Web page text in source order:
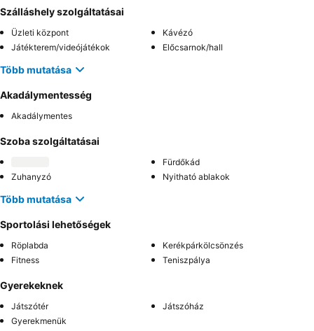
Szálláshely szolgáltatásai
Üzleti központ
Kávézó
Játékterem/videójátékok
Előcsarnok/hall
Több mutatása
Akadálymentesség
Akadálymentes
Szoba szolgáltatásai
Fürdőkád
Zuhanyzó
Nyitható ablakok
Több mutatása
Sportolási lehetőségek
Röplabda
Kerékpárkölcsönzés
Fitness
Teniszpálya
Gyerekeknek
Játszótér
Játszóház
Gyerekmenük